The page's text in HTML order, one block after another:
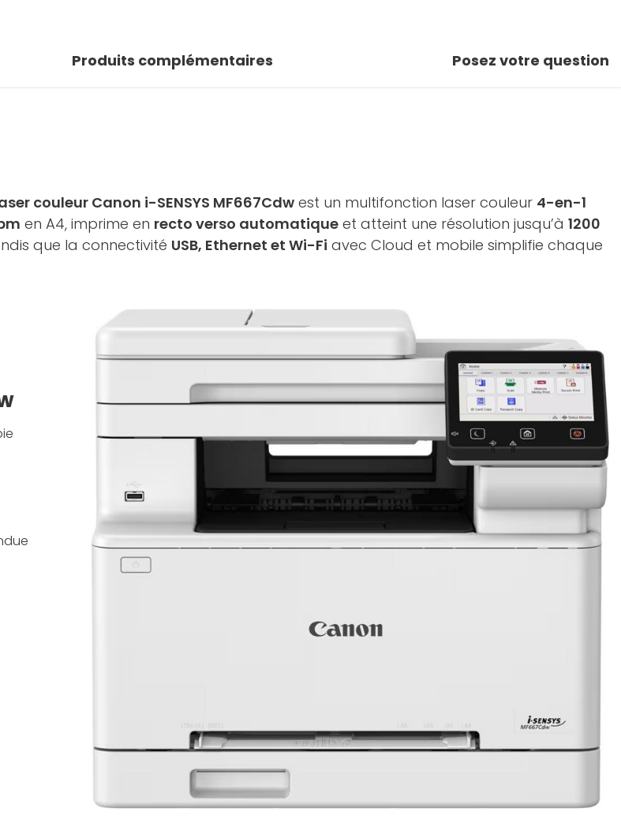
Produits complémentaires Posez votre question
couleur Canon i-SENSYS MF667Cdwest un multifonction laser couleur 4-en-1
en A4, imprime en recto verso automatique et atteint une résolution jusqu’à 1200
que la connectivité USB, Ethernet et Wi-Fi avec Cloud et mobile simplifie chaque